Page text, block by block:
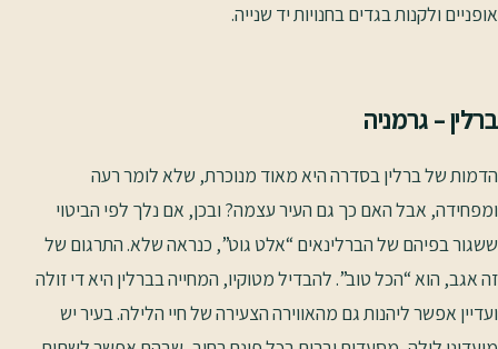
אופניים ולקנות בגדים בחנויות יד שנייה.
ברלין – גרמניה
הדמות של ברלין בסדרה היא מאוד מנוכרת, שלא לומר רעה
ומפחידה, אבל האם כך גם העיר עצמה? ובכן, אם נלך לפי הביטוי
ששגור בפיהם של הברלינאים “אלט גוט”, כנראה שלא. התרגום של
זה אגב, הוא “הכל טוב”. להבדיל מטוקיו, המחייה בברלין היא די זולה
ועדיין אפשר ליהנות גם מהאווירה הצעירה של חיי הלילה. בעיר יש